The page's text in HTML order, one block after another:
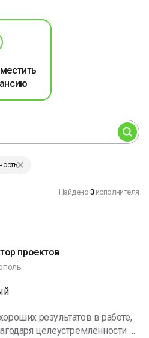
Найдено 3 исполнителя
проектов
результатов в работе,
целеустремлённости и